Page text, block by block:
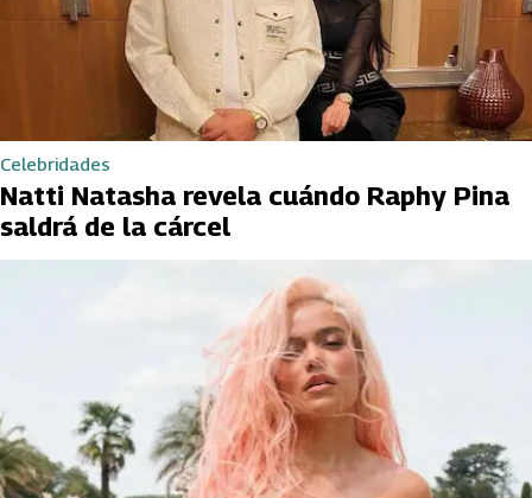
Celebridades
Natti Natasha revela cuándo Raphy Pina
saldrá de la cárcel